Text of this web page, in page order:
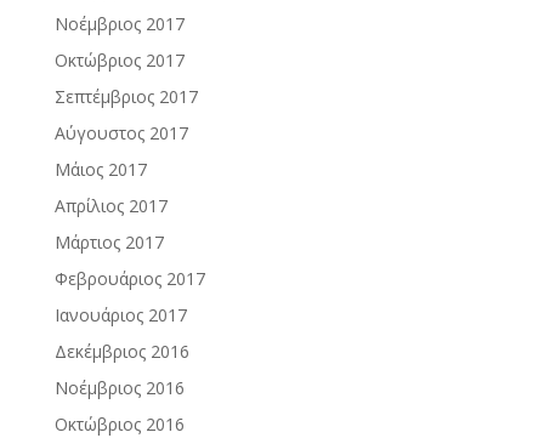
Νοέμβριος 2017
Οκτώβριος 2017
Σεπτέμβριος 2017
Αύγουστος 2017
Μάιος 2017
Απρίλιος 2017
Μάρτιος 2017
Φεβρουάριος 2017
Ιανουάριος 2017
Δεκέμβριος 2016
Νοέμβριος 2016
Οκτώβριος 2016